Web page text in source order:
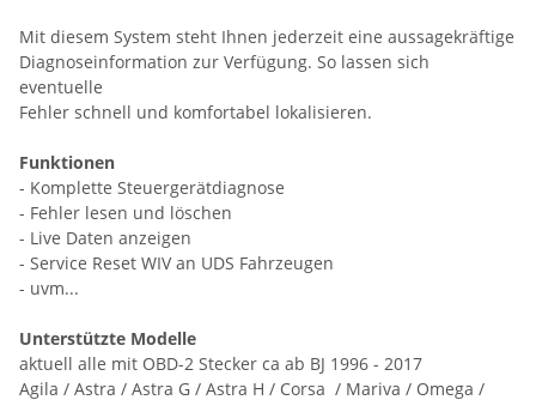
Mit diesem System steht Ihnen jederzeit eine aussagekräftige
Diagnoseinformation zur Verfügung. So lassen sich
eventuelle
Fehler schnell und komfortabel lokalisieren.
Funktionen
- Komplette Steuergerätdiagnose
- Fehler lesen und löschen
- Live Daten anzeigen
- Service Reset WIV an UDS Fahrzeugen
- uvm...
Unterstützte Modelle
aktuell alle mit OBD-2 Stecker ca ab BJ 1996 - 2017
Agila / Astra / Astra G / Astra H / Corsa / Mariva / Omega /